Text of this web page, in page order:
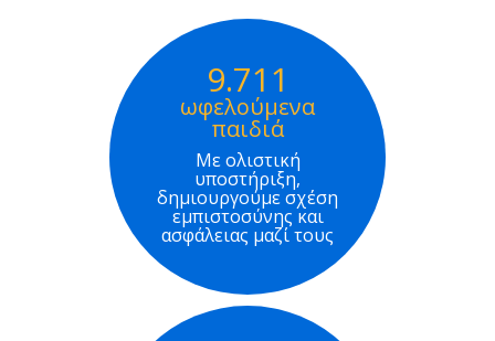
9.711
ωφελούμενα
παιδιά
Με ολιστική
υποστήριξη,
δημιουργούμε σχέση
εμπιστοσύνης και
ασφάλειας μαζί τους